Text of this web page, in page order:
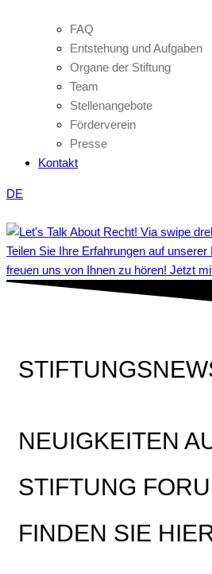
FAQ
Entstehung und Aufgaben
Organe der Stiftung
Team
Stellenangebote
Förderverein
Presse
Kontakt
DE
Teilen Sie Ihre Erfahrungen auf
freuen uns von Ihnen zu hören! Jetzt
NEUIGKEITEN
STIFTUNG
FINDEN SIE